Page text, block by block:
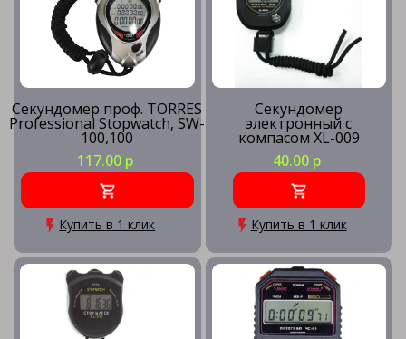
Секундомер проф. TORRES
Professional Stopwatch, SW-
100,100
чер. NEW
117.00 р
Купить в 1 клик
Секундомер
электронный с
компасом XL-009
40.00 р
Купить в 1 клик